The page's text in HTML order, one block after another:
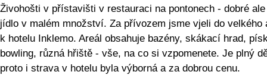
Živohošti v přístavišti v restauraci na pontonech - dobré ale
jídlo v malém množství. Za přívozem jsme vjeli do velkého
k hotelu Inklemo. Areál obsahuje bazény, skákací hrad,
bowling, různá hřiště - vše, na co si vzpomenete. Je plný
proto i strava v hotelu byla výborná a za dobrou cenu.